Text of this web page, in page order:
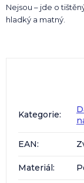
Nejsou – jde o
hladký a matný.
Kategorie:
EAN:
Materiál: